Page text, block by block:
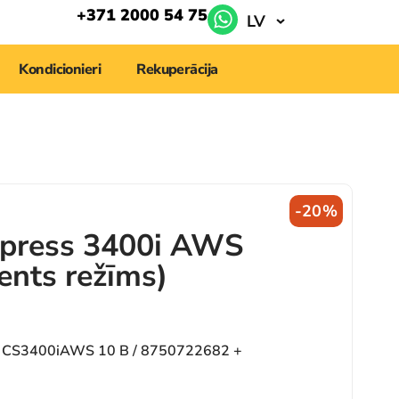
+371 2000 54 75 LV
Kondicionieri Rekuperācija
-20%
3400i AWS
režīms)
10 B / 8750722682 +